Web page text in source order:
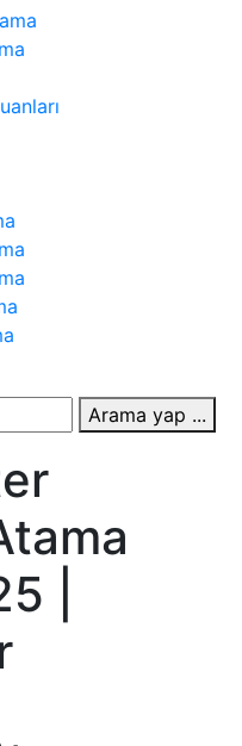
Arama yap ...
|